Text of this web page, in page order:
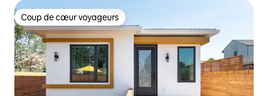
Coup de cœur voyageurs
Coup de cœur voyageurs